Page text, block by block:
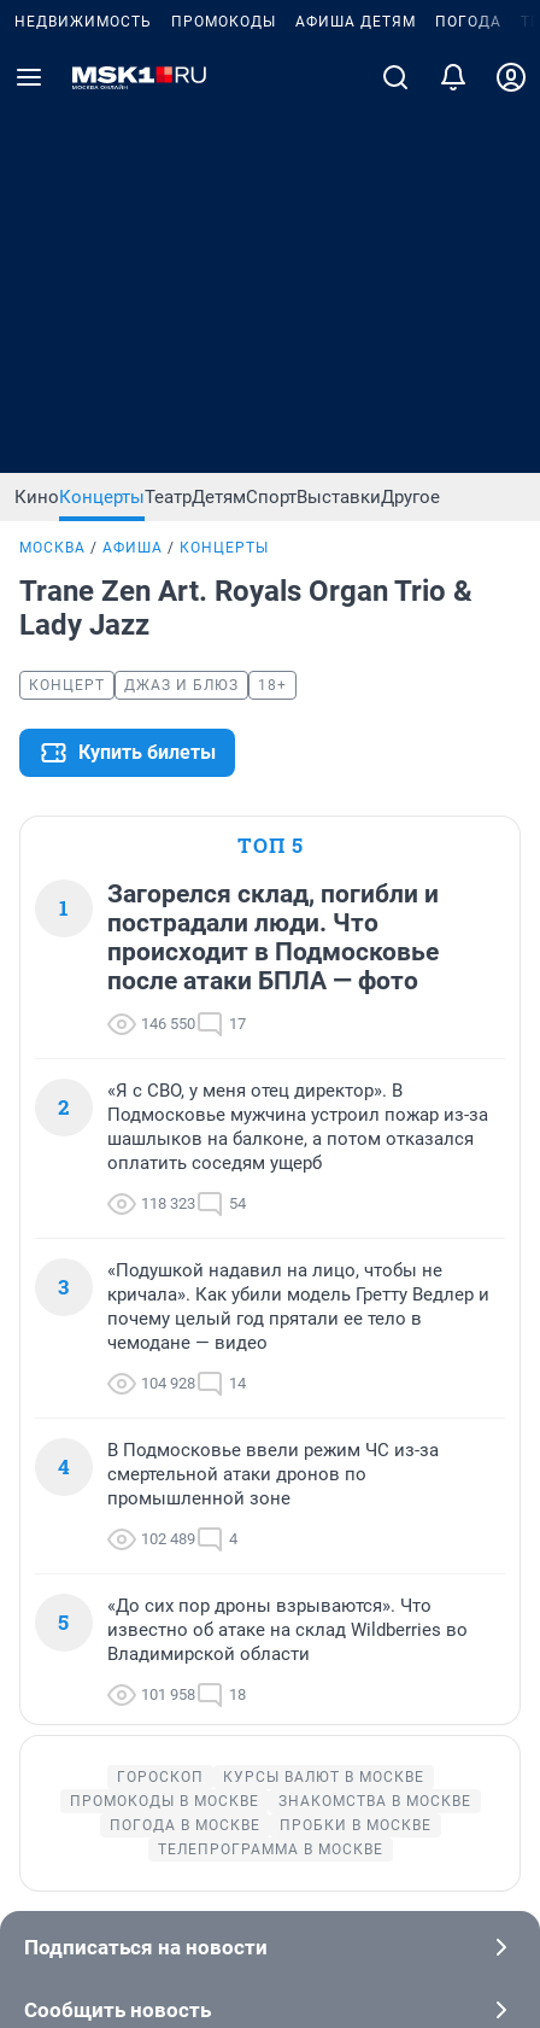
НЕДВИЖИМОСТЬ ПРОМОКОДЫ АФИША ДЕТЯМ ПОГОДА
КиноКонцертыТеатрДетямСпортВыставкиДругое
МОСКВА АФИША КОНЦЕРТЫ
Trane Zen Art. Royals Organ Trio &
Lady Jazz
КОНЦЕРТ ДЖАЗ И БЛЮЗ 18+
Купить билеты
ТОП 5
1
Загорелся склад, погибли и
пострадали люди. Что
происходит в Подмосковье
после атаки БПЛА — фото
146 550 17
2
«Я с СВО, у меня отец директор». В
Подмосковье мужчина устроил пожар из-за
шашлыков на балконе, а потом отказался
оплатить соседям ущерб
118 323 54
3
«Подушкой надавил на лицо, чтобы не
кричала». Как убили модель Гретту Ведлер и
почему целый год прятали ее тело в
чемодане — видео
104 928 14
4
В Подмосковье ввели режим ЧС из-за
смертельной атаки дронов по
промышленной зоне
102 489 4
5
«До сих пор дроны взрываются». Что
известно об атаке на склад Wildberries во
Владимирской области
101 958 18
ГОРОСКОП
КУРСЫ ВАЛЮТ В МОСКВЕ
ПРОМОКОДЫ В МОСКВЕ
ЗНАКОМСТВА В МОСКВЕ
ПОГОДА В МОСКВЕ
ПРОБКИ В МОСКВЕ
ТЕЛЕПРОГРАММА В МОСКВЕ
Подписаться на новости
Сообщить новость